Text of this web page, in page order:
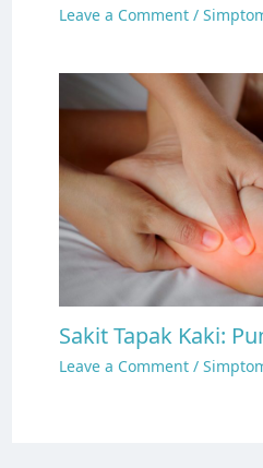
Leave a Comment /
Sakit Tapak Kaki:
Leave a Comment /